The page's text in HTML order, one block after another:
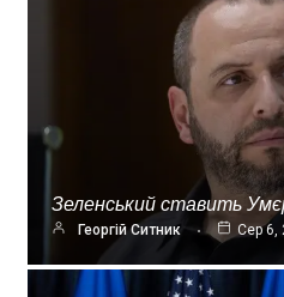
Зеленський ставить
Георгій Ситник Сер 6,